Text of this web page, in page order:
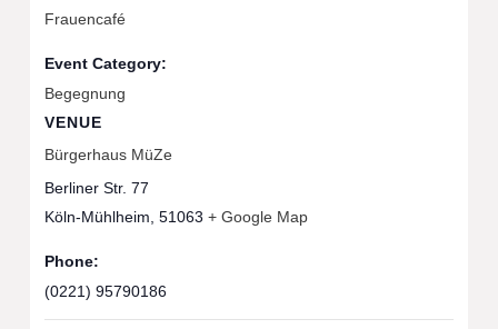
Frauencafé
Event Category:
Begegnung
VENUE
Bürgerhaus MüZe
Berliner Str. 77
Köln-Mühlheim, 51063 + Google Map
Phone:
(0221) 95790186